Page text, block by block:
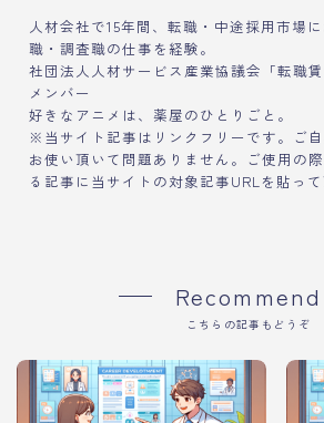
人材会社で15年間、転職・中途採用市場
職・調査職の仕事を経験。
社団法人人材サービス産業協議会「転職
メンバー
好きなアニメは、薬屋のひとりごと。
※当サイト記事はリンクフリーです。ご
お使い頂いて問題ありません。ご使用の
る記事に当サイトの対象記事URLを貼って
Recommend
こちらの記事もどうぞ